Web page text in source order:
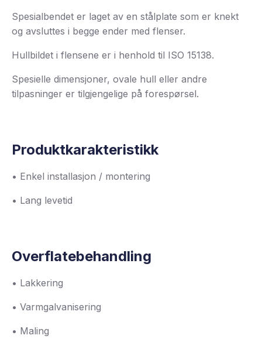
Spesialbendet er laget av en stålplate som er knekt
og avsluttes i begge ender med flenser.
Hullbildet i flensene er i henhold til ISO 15138.
Spesielle dimensjoner, ovale hull eller andre
tilpasninger er tilgjengelige på forespørsel.
Produktkarakteristikk
• Enkel installasjon / montering
• Lang levetid
Overflatebehandling
• Lakkering
• Varmgalvanisering
• Maling